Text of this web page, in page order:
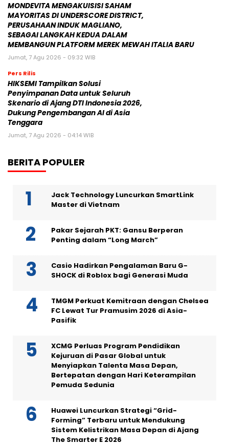
MONDEVITA MENGAKUISISI SAHAM
MAYORITAS DI UNDERSCORE DISTRICT,
PERUSAHAAN INDUK MAGLIANO,
SEBAGAI LANGKAH KEDUA DALAM
MEMBANGUN PLATFORM MEREK MEWAH ITALIA BARU
Jumat, 7 Agu 2026 - 09:32 WIB
Pers Rilis
HIKSEMI Tampilkan Solusi
Penyimpanan Data untuk Seluruh
Skenario di Ajang DTI Indonesia 2026,
Dukung Pengembangan AI di Asia
Tenggara
Jumat, 7 Agu 2026 - 04:14 WIB
BERITA POPULER
Jack Technology Luncurkan SmartLink
Master di Vietnam
Pakar Sejarah PKT: Gansu Berperan
Penting dalam “Long March”
Casio Hadirkan Pengalaman Baru G-
SHOCK di Roblox bagi Generasi Muda
TMGM Perkuat Kemitraan dengan Chelsea
FC Lewat Tur Pramusim 2026 di Asia-
Pasifik
XCMG Perluas Program Pendidikan
Kejuruan di Pasar Global untuk
Menyiapkan Talenta Masa Depan,
Bertepatan dengan Hari Keterampilan
Pemuda Sedunia
Huawei Luncurkan Strategi “Grid-
Forming” Terbaru untuk Mendukung
Sistem Kelistrikan Masa Depan di Ajang
The Smarter E 2026